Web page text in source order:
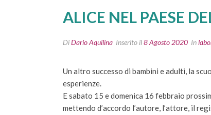
ALICE NEL PAESE
DiDario Aquilina Inserito il8 Agosto 2020 In
Un altro successo di bambini e adulti, la
esperienze.
E sabato 15 e domenica 16 febbraio
mettendo d’accordo l’autore, l’attore, il